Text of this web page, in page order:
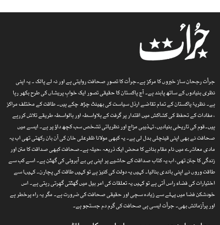
جرأت رجحان ساز خبروں کا مرکز ہے۔جرأت کا تصورِ صحافت روایتی ہے اور نہ لے پالک ۔ یہ اپنی
نظری بنیادوں کے ساتھ پابند ہے۔ آج پاکستان کا حقیقی تصور ایک خوابِ پریشاں کی طرح بکھر رہا
ہے۔ نظریۂ پاکستان کے تمام تقاضے ارذل سیاست کی بھینٹ چڑھ چکے ہیں۔ طاقت کے مختلف مراکز
، مفادات کے تحفظ کی کشاکش میں اقتدار پر گرفت کے بلاواسطہ اور بالواسطہ طریقے تلاش کررہے
ہیں۔قوم کی تاریخی بنیادیں، تہذیبی مزاج اور نظریاتی تشخص سب کچھ داؤ پر ہے۔ ایسے میں
صحافت نے بھی اپنی قینچلی بدل لی ہے۔ یہ کبھی مولانا ظفرعلی خان کی آن بان رکھتی تھی اب یہ
مادی معاشرے میں نام مقام بنانے کا محض ایک ذریعہ ،حیلہ ہے۔صحافت کبھی صداقت کا متن اور
زندگی کا جتن تھی، اب یہ کتاب صداقت کے حاشیے پر اپنی ہی بے آبروئی کی گھٹن ہے۔ اسے کب سے
طاقت وروں نے اپنی باندی بنالیا۔ کہیں یہ دولت کی کنیز ہے تو کہیں طاقت کی پچارن۔ کہیںا سے
اختیارات کی فضاء راس آتی ہے تو کہیں یہ تعلقات کی امر بیل میں گھٹتی گھِرتی رہتی ہے۔ اس
خودشکن فضا میں پہلے سے زیادہ سچی اور حقیقی صحافت کی ضرورت ہے۔ مگر یہ راہ پرخطر ہے
اور پرآزمائش بھی۔ جرأت ایسی ہی صحافت کی گرم دم جستجو ہے۔